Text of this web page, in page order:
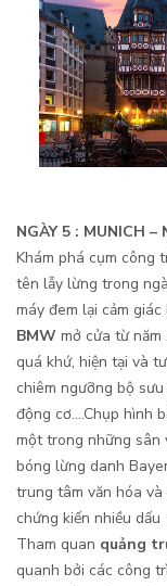
NGÀY 5 : MUNICH
Khám phá cụm công
tên lẫy lừng trong
máy đem lại cảm
BMW mở cửa từ
quá khứ, hiện tại và
chiêm ngưỡng bộ
động cơ....Chụp hình
một trong những sân
bóng lừng danh
trung tâm văn hóa
chứng kiến nhiều
Tham quan quảng
quanh bởi các công